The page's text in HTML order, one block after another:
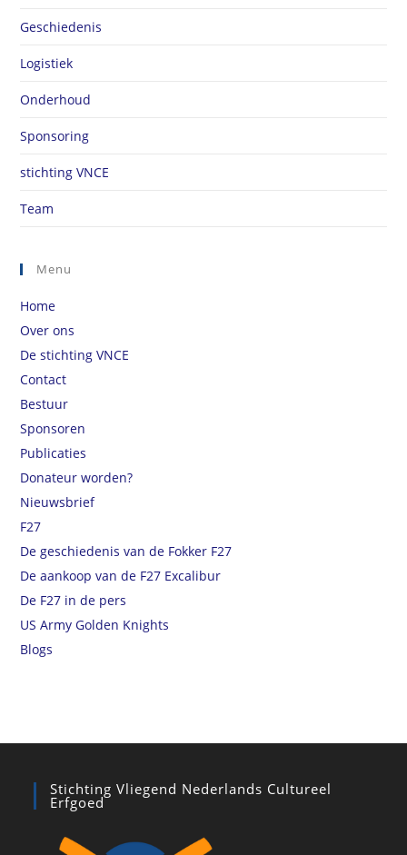
Geschiedenis
Logistiek
Onderhoud
Sponsoring
stichting VNCE
Team
Menu
Home
Over ons
De stichting VNCE
Contact
Bestuur
Sponsoren
Publicaties
Donateur worden?
Nieuwsbrief
F27
De geschiedenis van de Fokker F27
De aankoop van de F27 Excalibur
De F27 in de pers
US Army Golden Knights
Blogs
Stichting Vliegend Nederlands Cultureel
Erfgoed